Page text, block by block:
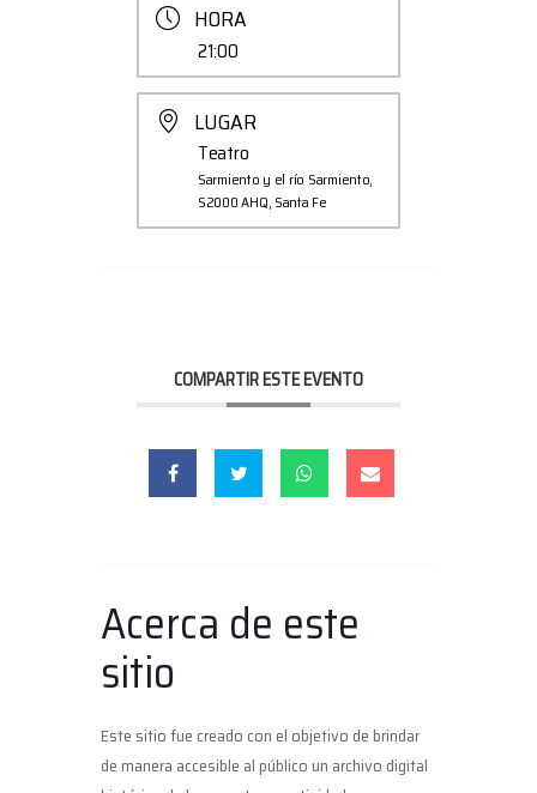
HORA
21:00
LUGAR
Teatro
Sarmiento y el río Sarmiento,
S2000 AHQ, Santa Fe
COMPARTIR ESTE EVENTO
Acerca de este
sitio
Este sitio fue creado con el objetivo de brindar
de manera accesible al público un archivo digital